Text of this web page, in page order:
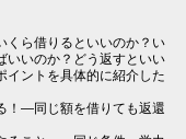
ら借りるといいのか？い
いいのか？どう返すといい
ントを具体的に紹介した
！―同じ額を借りても返還